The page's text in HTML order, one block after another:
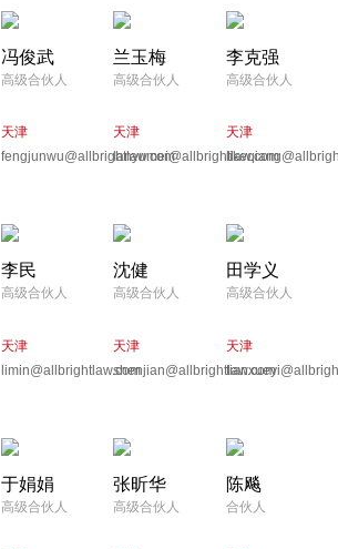
冯俊武
高级合伙人
天津
fengjunwu@allbrightlaw.com
兰玉梅
高级合伙人
天津
lanyumei@allbrightlaw.com
李克强
高级合伙人
天津
李民
高级合伙人
天津
limin@allbrightlaw.com
沈健
高级合伙人
天津
shenjian@allbrightlaw.com
田学义
高级合伙人
天津
于娟娟
高级合伙人
张昕华
高级合伙人
陈飚
合伙人